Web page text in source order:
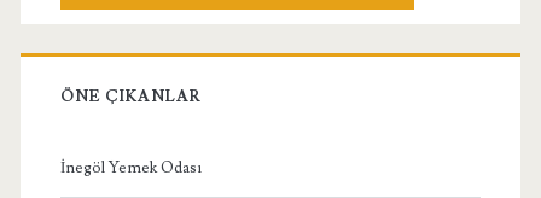
ÖNE ÇIKANLAR
İnegöl Yemek Odası